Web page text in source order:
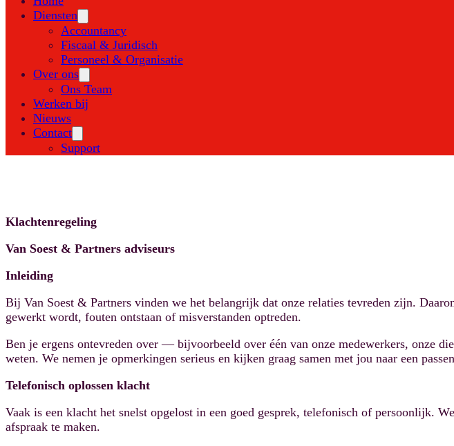
Diensten
Accountancy
Fiscaal & Juridisch
Personeel & Organisatie
Over ons
Ons Team
Werken bij
Nieuws
Contact
Support
Klachtenregeling
Van Soest & Partners adviseurs
Inleiding
Bij Van Soest & Partners vinden we het belangrijk dat onze relaties tevreden zijn.
gewerkt wordt, fouten ontstaan of misverstanden optreden.
Ben je ergens ontevreden over — bijvoorbeeld over één van onze medewerkers, onze
weten. We nemen je opmerkingen serieus en kijken graag samen met jou naar een
Telefonisch oplossen klacht
Vaak is een klacht het snelst opgelost in een goed gesprek, telefonisch of persoonlijk.
afspraak te maken.